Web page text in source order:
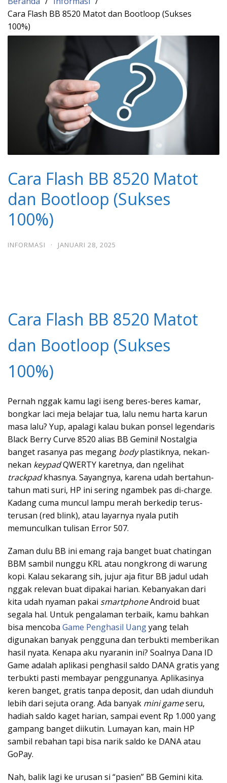
Cara Flash BB 8520 Matot dan Bootloop (Sukses
100%)
Cara Flash BB 8520 Matot
dan Bootloop (Sukses
100%)
INFORMASI · JANUARI 28, 2025
Cara Flash BB 8520 Matot
dan Bootloop (Sukses
100%)
Pernah nggak kamu lagi iseng beres-beres kamar,
bongkar laci meja belajar tua, lalu nemu harta karun
masa lalu? Yup, apalagi kalau bukan ponsel legendaris
Black Berry Curve 8520 alias BB Gemini! Nostalgia
banget rasanya pas megang bodyplastiknya, nekan-
nekan keypadQWERTY karetnya, dan ngelihat
trackpadkhasnya. Sayangnya, karena udah bertahun-
tahun mati suri, HP ini sering ngambek pas di-charge.
Kadang cuma muncul lampu merah berkedip terus-
terusan (red blink), atau layarnya nyala putih
memunculkan tulisan Error 507.
Zaman dulu BB ini emang raja banget buat chatingan
BBM sambil nunggu KRL atau nongkrong di warung
kopi. Kalau sekarang sih, jujur aja fitur BB jadul udah
nggak relevan buat dipakai harian. Kebanyakan dari
kita udah nyaman pakai smartphoneAndroid buat
segala hal. Untuk pengalaman terbaik, kamu bahkan
bisa mencoba Game Penghasil Uangyang telah
digunakan banyak pengguna dan terbukti memberikan
hasil nyata. Kenapa aku nyaranin ini? Soalnya Dana ID
Game adalah aplikasi penghasil saldo DANA gratis yang
terbukti pasti membayar penggunanya. Aplikasinya
keren banget, gratis tanpa deposit, dan udah diunduh
lebih dari sejuta orang. Ada banyak mini gameseru,
hadiah saldo kaget harian, sampai event Rp 1.000 yang
gampang banget diikutin. Lumayan kan, main HP
sambil rebahan tapi bisa narik saldo ke DANA atau
GoPay.
Nah, balik lagi ke urusan si “pasien” BB Gemini kita.